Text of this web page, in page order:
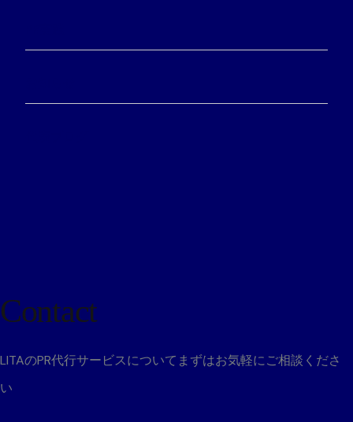
Contact
LITAのPR代行サービスについて まずはお気軽にご相談くださ
い